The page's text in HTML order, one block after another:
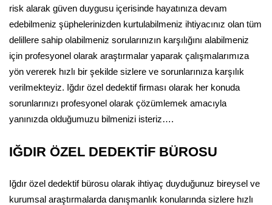
risk alarak güven duygusu içerisinde hayatınıza devam
edebilmeniz şüphelerinizden kurtulabilmeniz ihtiyacınız olan tüm
delillere sahip olabilmeniz sorularınızın karşılığını alabilmeniz
için profesyonel olarak araştırmalar yaparak çalışmalarımıza
yön vererek hızlı bir şekilde sizlere ve sorunlarınıza karşılık
verilmekteyiz. Iğdır özel dedektif firması olarak her konuda
sorunlarınızı profesyonel olarak çözümlemek amacıyla
yanınızda olduğumuzu bilmenizi isteriz….
IĞDIR ÖZEL DEDEKTİF BÜROSU
Iğdır özel dedektif bürosu olarak ihtiyaç duyduğunuz bireysel ve
kurumsal araştırmalarda danışmanlık konularında sizlere hızlı